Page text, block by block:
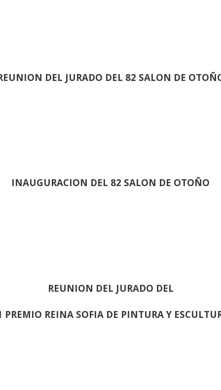
DEL JURADO DEL 82 SALON DE
INAUGURACION DEL 82 SALON DE OTOÑO
REUNION DEL JURADO DEL
PREMIO REINA SOFIA DE PINTURA Y